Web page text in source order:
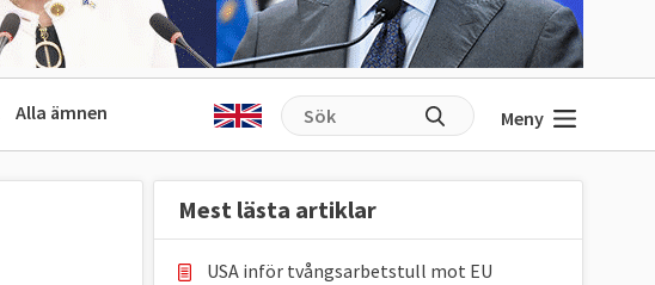
Alla ämnen Meny
Mest lästa artiklar
USA inför tvångsarbetstull mot EU